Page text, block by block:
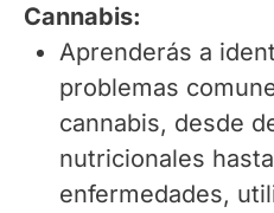
Cannabis:
Aprenderás a
problemas
cannabis, desde
nutricionales
enfermedades,